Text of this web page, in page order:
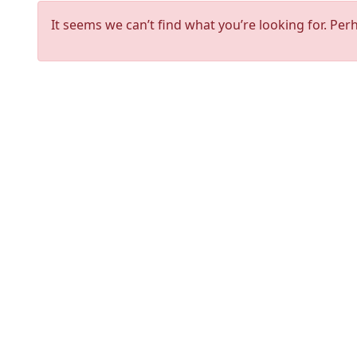
It seems we can’t find what you’re looking for.